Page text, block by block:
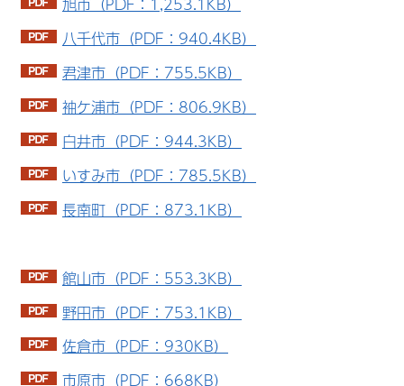
八千代市（PDF：940.4KB）
君津市（PDF：755.5KB）
袖ケ浦市（PDF：806.9KB）
白井市（PDF：944.3KB）
いすみ市（PDF：785.5KB）
長南町（PDF：873.1KB）
館山市（PDF：553.3KB）
野田市（PDF：753.1KB）
佐倉市（PDF：930KB）
市原市（PDF：668KB）